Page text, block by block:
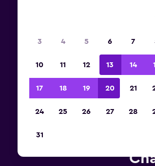
3 4 5 6 7
10 11 12 13 14
17 18 19 20 21
24 25 26 27 28
31